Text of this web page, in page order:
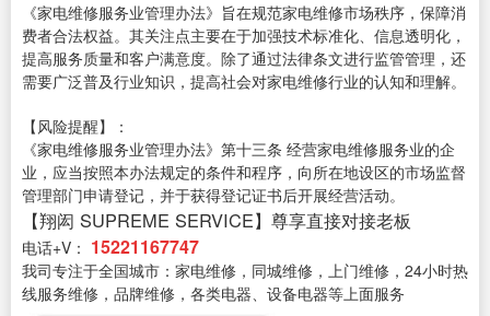
《家电维修服务业管理办法》旨在规范家电维修市场秩序，保障消
费者合法权益。其关注点主要在于加强技术标准化、信息透明化，
提高服务质量和客户满意度。除了通过法律条文进行监管管理，还
需要广泛普及行业知识，提高社会对家电维修行业的认知和理解。
【风险提醒】：
《家电维修服务业管理办法》第十三条 经营家电维修服务业的企
业，应当按照本办法规定的条件和程序，向所在地设区的市场监督
管理部门申请登记，并于获得登记证书后开展经营活动。
【翔闳 SUPREME SERVICE】尊享直接对接老板
电话+V： 15221167747
我司专注于全国城市：家电维修，同城维修，上门维修，24小时热
线服务维修，品牌维修，各类电器、设备电器等上面服务